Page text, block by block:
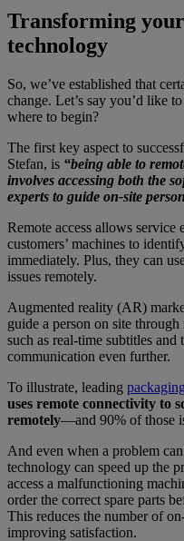
Transforming
technology
So, we’ve established that
change. Let’s say you’d like
where to begin?
The first key aspect to
Stefan, is “being able to
involves accessing both the
experts to guide on-site
Remote access allows
customers’ machines to
immediately. Plus, they can
issues remotely.
Augmented reality (AR)
guide a person on site
such as real-time subtitles
communication even further.
To illustrate, leading
uses remote connectivity to
remotely—and 90% of those
And even when a problem
technology can speed up the
access a malfunctioning
order the correct spare parts
This reduces the number of
improving satisfaction.